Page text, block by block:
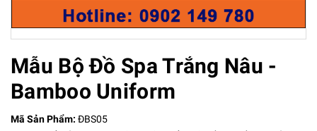
Mẫu Bộ Đồ Spa Trắng Nâu -
Bamboo Uniform
Mã Sản Phẩm: ĐBS05